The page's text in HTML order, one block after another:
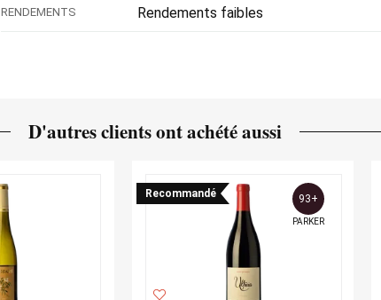
RENDEMENTS Rendements faibles
D'autres clients ont achété aussi
Recommandé 93+
PARKER